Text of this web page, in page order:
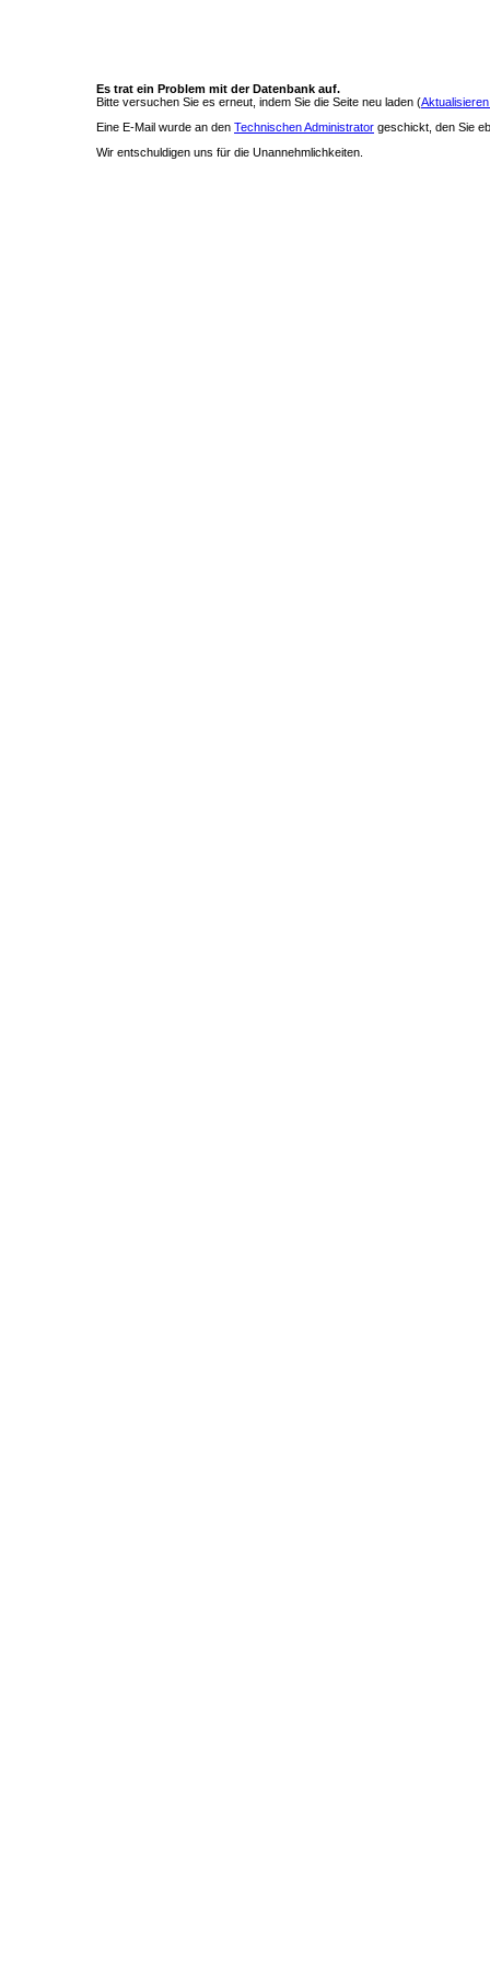
Es trat ein Problem mit der Datenbank auf.
Bitte versuchen Sie es erneut, indem Sie die Seite neu laden (
Eine E-Mail wurde an den Technischen Administrator geschickt, den Sie
Wir entschuldigen uns für die Unannehmlichkeiten.